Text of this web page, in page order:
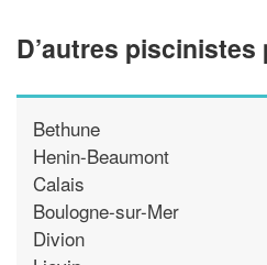
D’autres
Bethune
Henin-Beaumont
Calais
Boulogne-sur-Mer
Divion